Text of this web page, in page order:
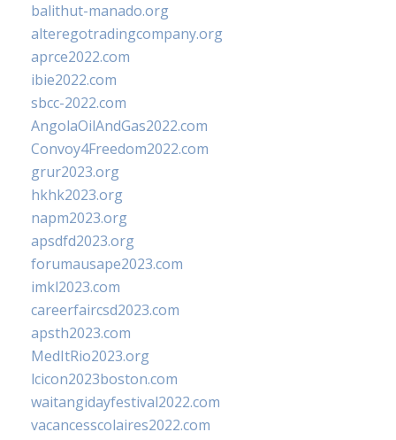
balithut-manado.org
alteregotradingcompany.org
aprce2022.com
ibie2022.com
sbcc-2022.com
AngolaOilAndGas2022.com
Convoy4Freedom2022.com
grur2023.org
hkhk2023.org
napm2023.org
apsdfd2023.org
forumausape2023.com
imkl2023.com
careerfaircsd2023.com
apsth2023.com
MedItRio2023.org
lcicon2023boston.com
waitangidayfestival2022.com
vacancesscolaires2022.com